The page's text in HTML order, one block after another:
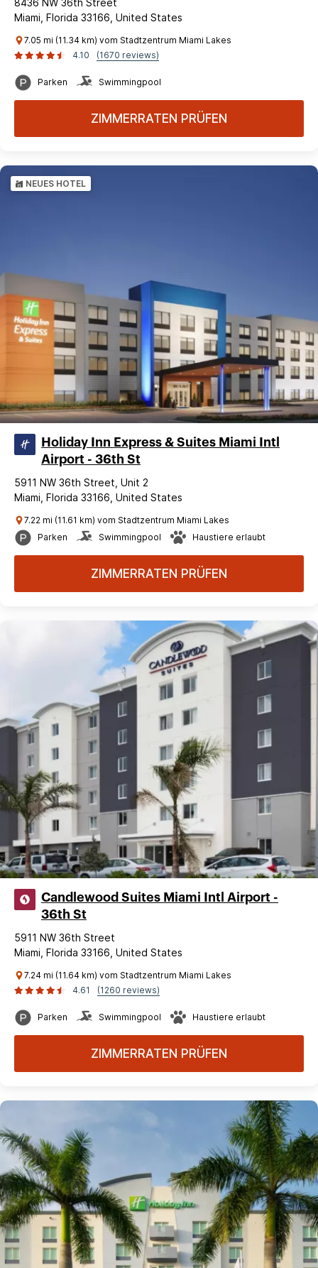
8436 NW 36th Street
Miami, Florida 33166, United States
7.05 mi (11.34 km) vom Stadtzentrum Miami Lakes
4.10
(1670 reviews)
Parken Swimmingpool
ZIMMERRATEN PRÜFEN
NEUES HOTEL
Holiday Inn Express & Suites Miami Intl
Airport - 36th St
5911 NW 36th Street, Unit 2
Miami, Florida 33166, United States
7.22 mi (11.61 km) vom Stadtzentrum Miami Lakes
Parken
Swimmingpool Haustiere erlaubt
ZIMMERRATEN PRÜFEN
Candlewood Suites Miami Intl Airport -
36th St
5911 NW 36th Street
Miami, Florida 33166, United States
7.24 mi (11.64 km) vom Stadtzentrum Miami Lakes
4.61
(1260 reviews)
Parken Swimmingpool Haustiere erlaubt
ZIMMERRATEN PRÜFEN